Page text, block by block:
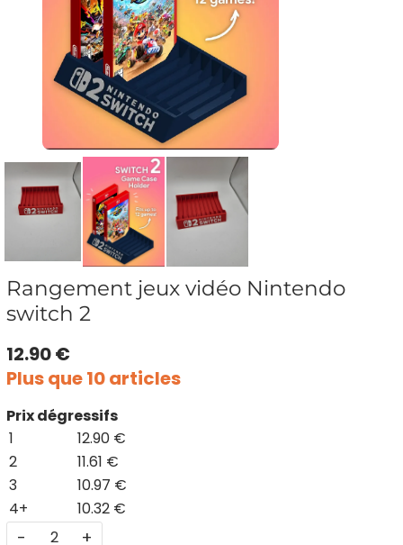
Rangement jeux vidéo Nintendo
switch 2
12.90 €
Plus que 10 articles
Prix dégressifs
1
12.90 €
2
11.61 €
3
10.97 €
4+
10.32 €
- +